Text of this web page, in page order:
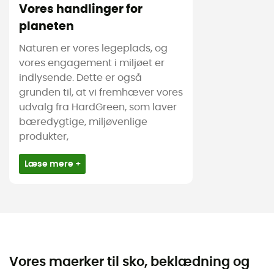
Vores handlinger for
planeten
Naturen er vores legeplads, og
vores engagement i miljøet er
indlysende. Dette er også
grunden til, at vi fremhæver vores
udvalg fra HardGreen, som laver
bæredygtige, miljøvenlige
produkter,
Læse mere +
Vores maerker til sko, beklædning og